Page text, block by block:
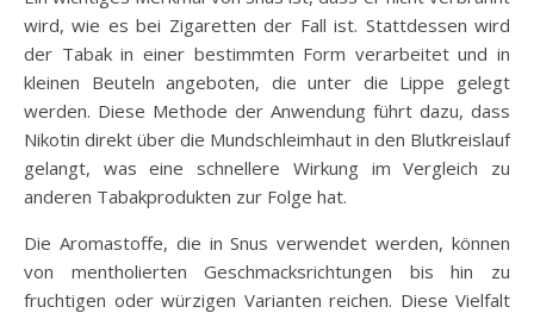
wird, wie es bei Zigaretten der Fall ist. Stattdessen wird
der Tabak in einer bestimmten Form verarbeitet und in
kleinen Beuteln angeboten, die unter die Lippe gelegt
werden. Diese Methode der Anwendung führt dazu, dass
Nikotin direkt über die Mundschleimhaut in den Blutkreislauf
gelangt, was eine schnellere Wirkung im Vergleich zu
anderen Tabakprodukten zur Folge hat.
Die Aromastoffe, die in Snus verwendet werden, können
von mentholierten Geschmacksrichtungen bis hin zu
fruchtigen oder würzigen Varianten reichen. Diese Vielfalt